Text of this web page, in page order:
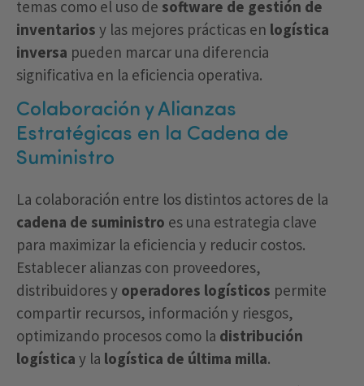
temas como el uso de software de gestión de
inventarios y las mejores prácticas en logística
inversa pueden marcar una diferencia
significativa en la eficiencia operativa.
Colaboración y Alianzas
Estratégicas en la Cadena de
Suministro
La colaboración entre los distintos actores de la
cadena de suministro es una estrategia clave
para maximizar la eficiencia y reducir costos.
Establecer alianzas con proveedores,
distribuidores y operadores logísticos permite
compartir recursos, información y riesgos,
optimizando procesos como la distribución
logística y la logística de última milla.